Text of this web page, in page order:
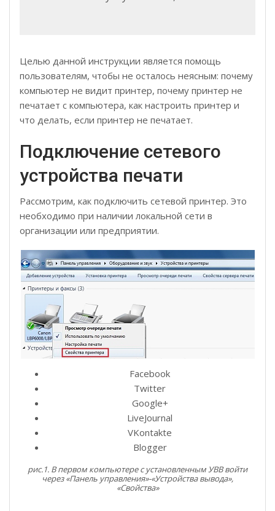
Целью данной инструкции является помощь
пользователям, чтобы не осталось неясным: почему
компьютер не видит принтер, почему принтер не
печатает с компьютера, как настроить принтер и
что делать, если принтер не печатает.
Подключение сетевого
устройства печати
Рассмотрим, как подключить сетевой принтер. Это
необходимо при наличии локальной сети в
организации или предприятии.
Facebook
Twitter
Google+
LiveJournal
VKontakte
Blogger
рис.1. В первом компьютере с установленным УВВ войти
через «Панель управления»-«Устройства вывода»,
«Свойства»